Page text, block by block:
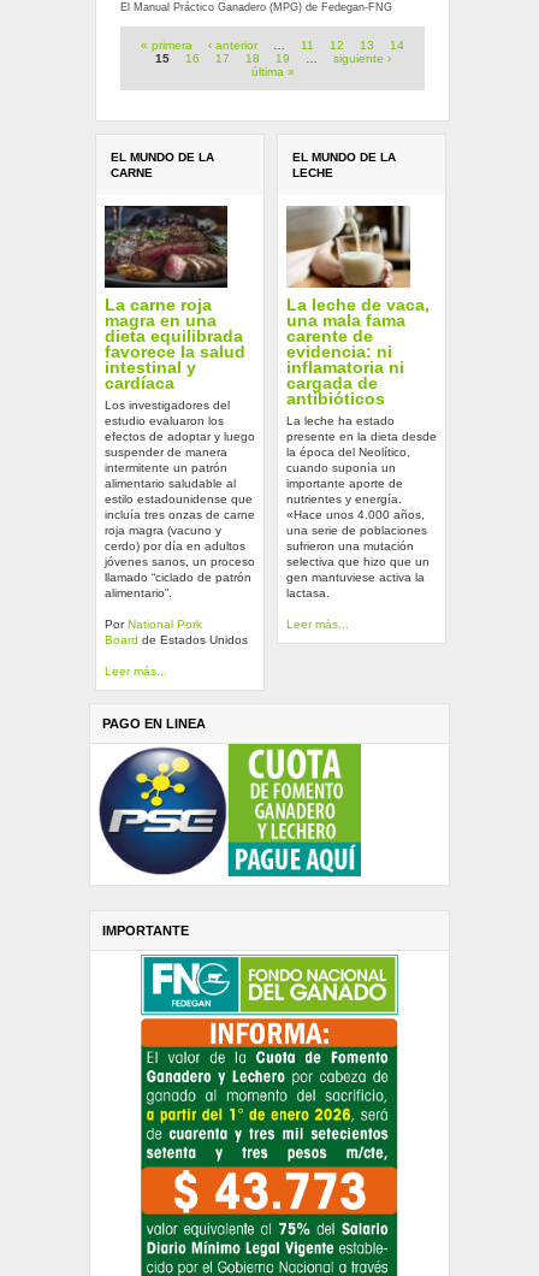
El Manual Práctico Ganadero (MPG) de Fedegan-FNG
Páginas
« primera ‹ anterior … 11 12 13
14
15
16 17 18 19 …
siguiente ›
última »
EL MUNDO DE LA
CARNE
La carne roja
magra en una
dieta equilibrada
favorece la salud
intestinal y
cardíaca
Los investigadores del
estudio evaluaron los
efectos de adoptar y luego
suspender de manera
intermitente un patrón
alimentario saludable al
estilo estadounidense que
incluía tres onzas de carne
roja magra (vacuno y
cerdo) por día en adultos
jóvenes sanos, un proceso
llamado “ciclado de patrón
alimentario”.
Por National Pork
Board de Estados Unidos
Leer más...
EL MUNDO DE LA
LECHE
La leche de vaca,
una mala fama
carente de
evidencia: ni
inflamatoria ni
cargada de
antibióticos
La leche ha estado
presente en la dieta desde
la época del Neolítico,
cuando suponía un
importante aporte de
nutrientes y energía.
«Hace unos 4.000 años,
una serie de poblaciones
sufrieron una mutación
selectiva que hizo que un
gen mantuviese activa la
lactasa.
Leer más...
PAGO EN LINEA
IMPORTANTE